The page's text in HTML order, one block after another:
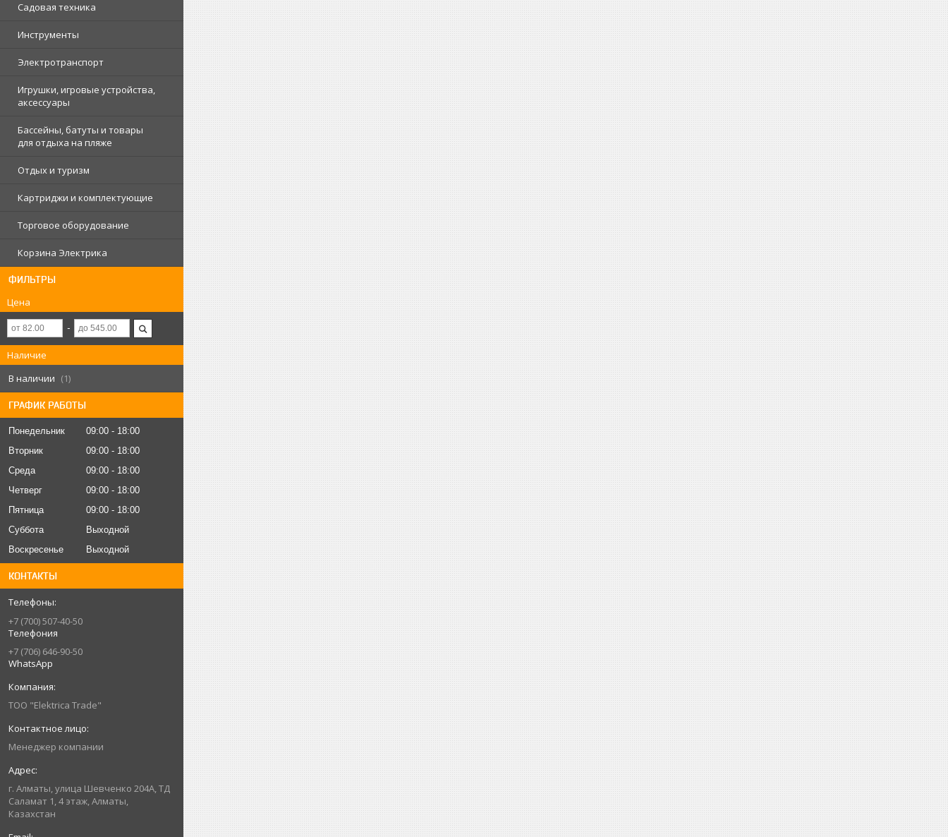
Садовая техника
Инструменты
Электротранспорт
Игрушки, игровые устройства,
аксессуары
Бассейны, батуты и товары
для отдыха на пляже
Отдых и туризм
Картриджи и комплектующие
Торговое оборудование
Корзина Электрика
ФИЛЬТРЫ
Цена
Наличие
В наличии
1
ГРАФИК РАБОТЫ
Понедельник 09:00
18:00
Вторник
09:00
18:00
Среда
09:00
18:00
Четверг
09:00
18:00
Пятница
09:00
18:00
Суббота
Выходной
Воскресенье
Выходной
КОНТАКТЫ
+7 (700) 507-40-50
Телефония
+7 (706) 646-90-50
WhatsApp
ТОО "Elektrica Trade"
Менеджер компании
г. Алматы, улица Шевченко 204А, ТД
Саламат 1, 4 этаж, Алматы,
Казахстан